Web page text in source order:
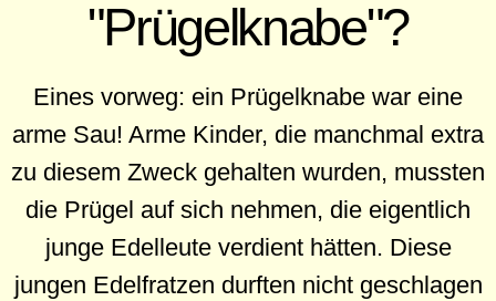
"Prügelknabe"?
Eines vorweg: ein Prügelknabe war eine
arme Sau! Arme Kinder, die manchmal extra
zu diesem Zweck gehalten wurden, mussten
die Prügel auf sich nehmen, die eigentlich
junge Edelleute verdient hätten. Diese
jungen Edelfratzen durften nicht geschlagen